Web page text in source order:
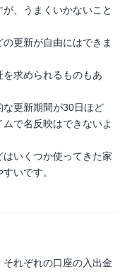
、うまくいかないこと
更新が自由にはできま
求められるものもあ
更新期間が30日ほど
で名反映はできないよ
いくつか使ってきた家
いです。
れぞれの口座の入出金